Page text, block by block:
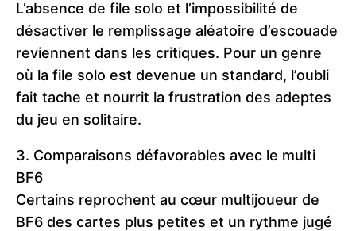
L’absence de file solo et l’impossibilité de
désactiver le remplissage aléatoire d’escouade
reviennent dans les critiques. Pour un genre
où la file solo est devenue un standard, l’oubli
fait tache et nourrit la frustration des adeptes
du jeu en solitaire.
3. Comparaisons défavorables avec le multi
BF6
Certains reprochent au cœur multijoueur de
BF6 des cartes plus petites et un rythme jugé